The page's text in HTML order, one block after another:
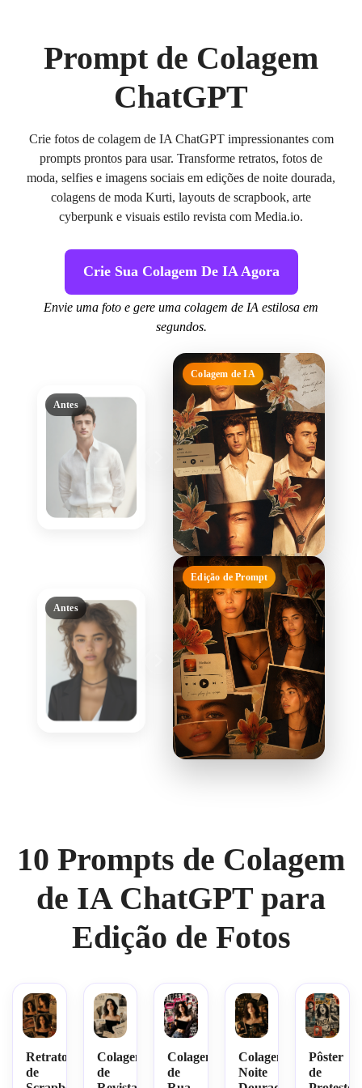
Prompt de Colagem
ChatGPT
Crie fotos de colagem de IA ChatGPT impressionantes com
prompts prontos para usar. Transforme retratos, fotos de
moda, selfies e imagens sociais em edições de noite dourada,
colagens de moda Kurti, layouts de scrapbook, arte
cyberpunk e visuais estilo revista com Media.io.
Crie Sua Colagem De IA Agora
Envie uma foto e gere uma colagem de IA estilosa em
segundos.
Antes
Colagem de IA
Antes
Edição de Prompt
10 Prompts de Colagem
de IA ChatGPT para
Edição de Fotos
Retrato
de
Colagem
de
Colagem
de
Colagem
Noite
Pôster
de